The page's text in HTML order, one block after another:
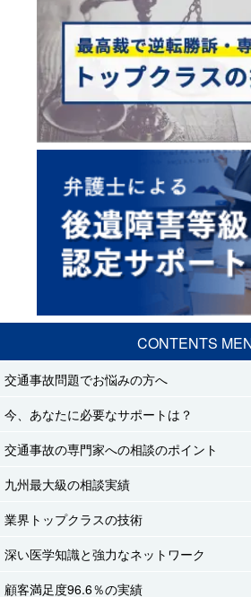
CONTENTS
交通事故問題でお悩みの方へ
今、あなたに必要なサポートは？
交通事故の専門家への相談のポイント
九州最大級の相談実績
業界トップクラスの技術
深い医学知識と強力なネットワーク
顧客満足度96.6％の実績